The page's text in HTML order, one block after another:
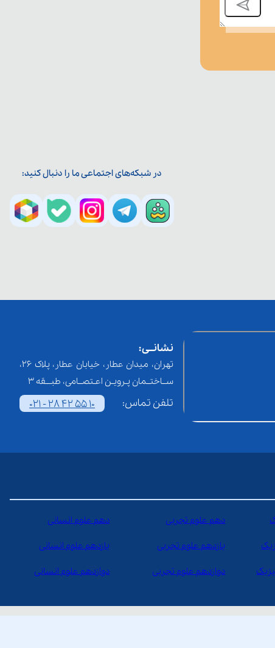
در شبکه‌های اجتماعی ما را دنبال کنید:
نشانــی:
تهران، میدان عطار، خیابان عطار، پلاک 26،
ســاختــمان پـرویـن اعـتصــامی، طبـــقه 3
تلفن تماس: 021 - 28 42 55 10
دهم علوم تجربی دهم علوم انسانی
یازدهم علوم تجربی یازدهم علوم انسانی
دوازدهم علوم تجربی دوازدهم علوم انسانی